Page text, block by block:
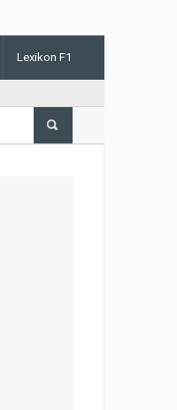
Lexikon F1